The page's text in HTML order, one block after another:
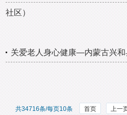
社区）
关爱老人身心健康—内蒙古兴和
共34716条/每页10条 首页 上一